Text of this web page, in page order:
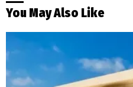
You May Also Like